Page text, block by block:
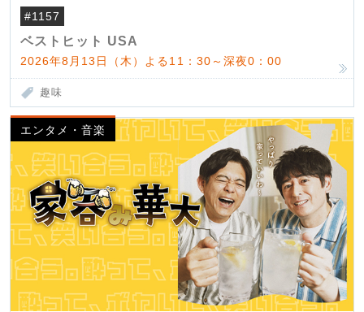
#1157
ベストヒット USA
2026年8月13日（木）よる11：30～深夜0：00
趣味
エンタメ・音楽